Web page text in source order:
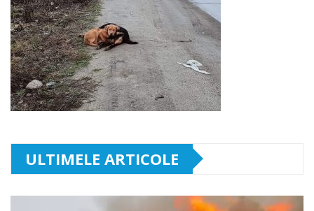
ULTIMELE ARTICOLE